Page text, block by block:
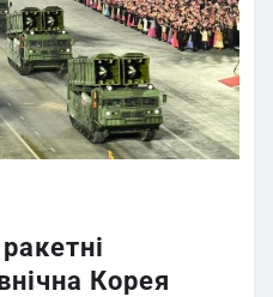
Корея